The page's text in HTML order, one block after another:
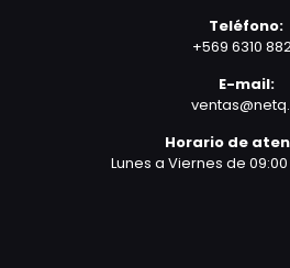
Teléfono:
+569 6310
E-mail:
Horario de
Lunes a Viernes de 09:00